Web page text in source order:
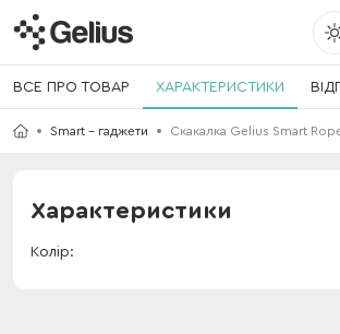
ВСЕ ПРО ТОВАР ХАРАКТЕРИСТИКИ
Smart - гаджети Скакалка Gelius Smart
Характеристики
Колір